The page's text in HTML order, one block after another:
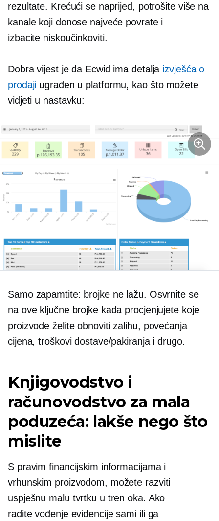
rezultate. Krećući se naprijed, potrošite više na
kanale koji donose najveće povrate i
izbacite niskoučinkoviti.
Dobra vijest je da Ecwid ima detalja izvješća o
prodaji ugrađen u platformu, kao što možete
vidjeti u nastavku:
Samo zapamtite: brojke ne lažu. Osvrnite se
na ove ključne brojke kada procjenjujete koje
proizvode želiteobnoviti zalihu, povećanja
cijena, troškovi dostave/pakiranja i drugo.
Knjigovodstvo i
računovodstvo za mala
poduzeća: lakše nego što
mislite
S pravim financijskim informacijama i
vrhunskim proizvodom, možete razviti
uspješnu malu tvrtku u tren oka. Ako
raditevođenje evidencijesami ili ga